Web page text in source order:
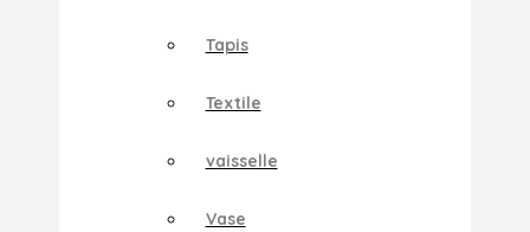
Tapis
Textile
vaisselle
Vase